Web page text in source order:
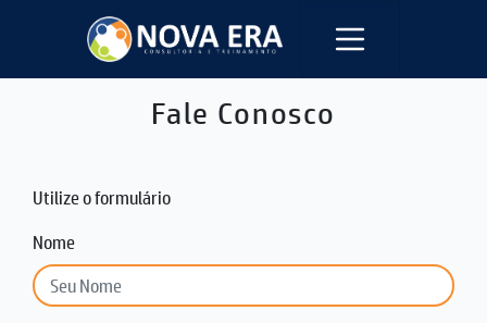
Fale Conosco
Utilize o formulário
Nome